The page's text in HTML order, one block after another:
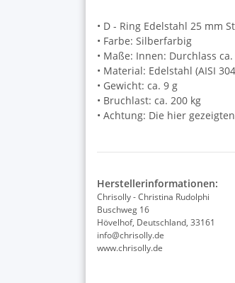
• D - Ring Edelstahl 25 mm
• Farbe: Silberfarbig
• Maße: Innen: Durchlass
• Material: Edelstahl (AISI
• Gewicht: ca. 9 g
• Bruchlast: ca. 200 kg
• Achtung: Die hier
Herstellerinformationen:
Chrisolly - Christina Rudolphi
Buschweg 16
Hövelhof, Deutschland, 33161
info@chrisolly.de
www.chrisolly.de